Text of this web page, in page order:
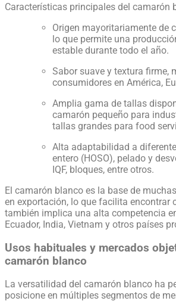
Características principales del camarón
Origen mayoritariamente de
lo que permite una
estable durante todo el año.
Sabor suave y textura firme,
consumidores en América,
Amplia gama de tallas
camarón pequeño para
tallas grandes para food
Alta adaptabilidad a
entero (HOSO), pelado y
IQF, bloques, entre otros.
El camarón blanco es la base de
en exportación, lo que facilita encontrar
también implica una alta competencia
Ecuador, India, Vietnam y otros países
Usos habituales y mercados
camarón blanco
La versatilidad del camarón blanco ha
posicione en múltiples segmentos de